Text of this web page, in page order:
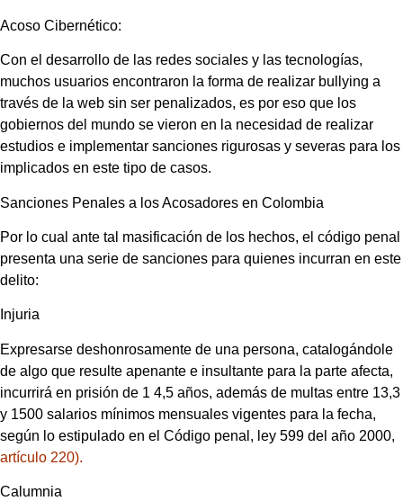
Acoso Cibernético:
Con el desarrollo de las redes sociales y las tecnologías,
muchos usuarios encontraron la forma de realizar bullying a
través de la web sin ser penalizados, es por eso que los
gobiernos del mundo se vieron en la necesidad de realizar
estudios e implementar sanciones rigurosas y severas para los
implicados en este tipo de casos.
Sanciones Penales a los Acosadores en Colombia
Por lo cual ante tal masificación de los hechos, el código penal
presenta una serie de sanciones para quienes incurran en este
delito:
Injuria
Expresarse deshonrosamente de una persona, catalogándole
de algo que resulte apenante e insultante para la parte afecta,
incurrirá en prisión de 1 4,5 años, además de multas entre 13,3
y 1500 salarios mínimos mensuales vigentes para la fecha,
según lo estipulado en el Código penal, ley 599 del año 2000,
artículo 220).
Calumnia